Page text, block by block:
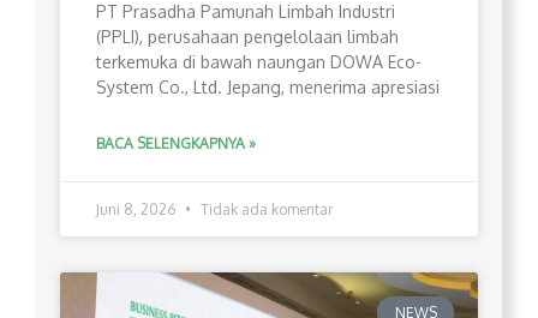
PT Prasadha Pamunah Limbah Industri
(PPLI), perusahaan pengelolaan limbah
terkemuka di bawah naungan DOWA Eco-
System Co., Ltd. Jepang, menerima apresiasi
BACA SELENGKAPNYA »
Juni 8, 2026 Tidak ada komentar
NEWS